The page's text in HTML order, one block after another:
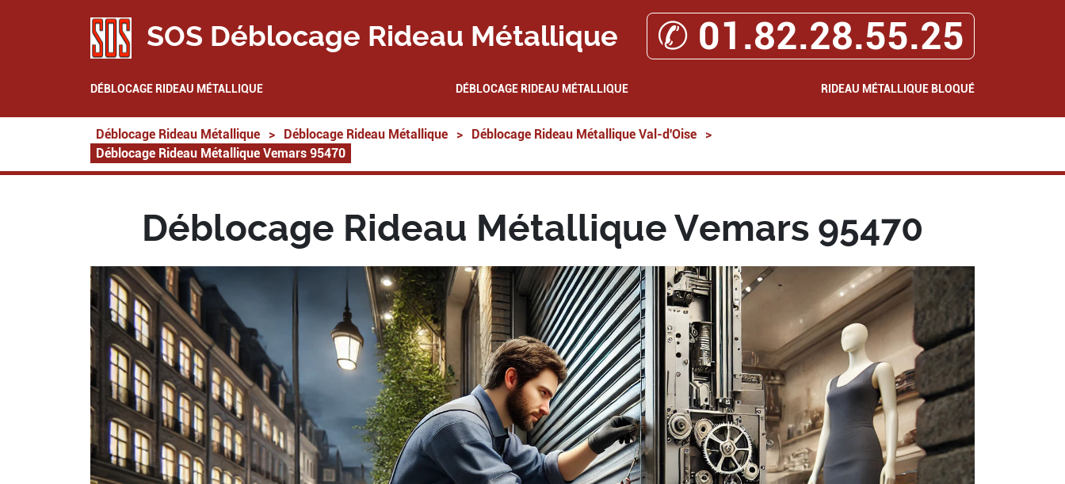
SOS Déblocage Rideau Métallique ✆ 01.82.28.55.25
DÉBLOCAGE RIDEAU MÉTALLIQUE DÉBLOCAGE RIDEAU MÉTALLIQUE RIDEAU MÉTALLIQUE BLOQUÉ
Déblocage Rideau Métallique > Déblocage Rideau Métallique > Déblocage Rideau Métallique Val-d'Oise
>
Déblocage Rideau Métallique Vemars 95470
Déblocage Rideau Métallique Vemars 95470